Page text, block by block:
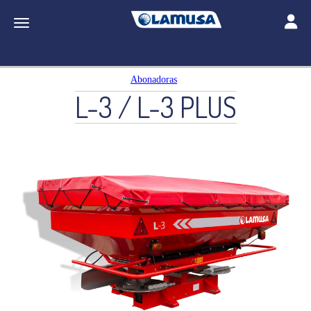
Toggle navigation
Abonadoras
L-3 / L-3 PLUS